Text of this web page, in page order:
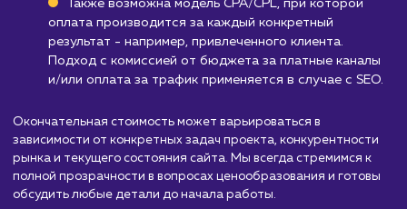
Стоимость услуги
продвижение с
за результат
от 70 000 ₽